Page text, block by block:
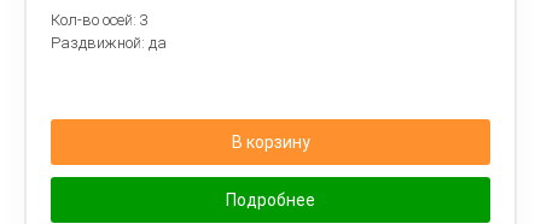
Кол-во осей: 3
Раздвижной: да
В корзину
Подробнее